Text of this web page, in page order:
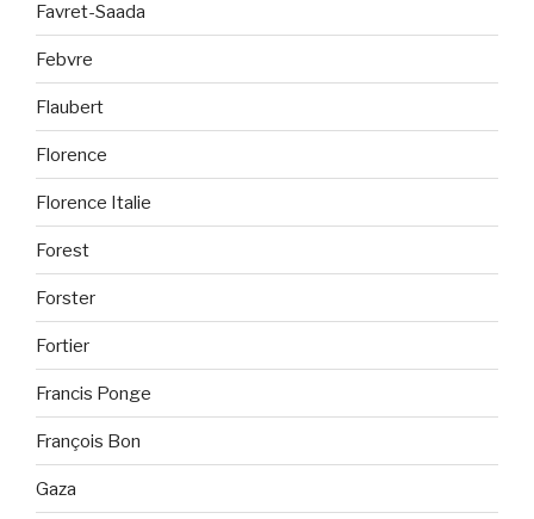
Favret-Saada
Febvre
Flaubert
Florence
Florence Italie
Forest
Forster
Fortier
Francis Ponge
François Bon
Gaza